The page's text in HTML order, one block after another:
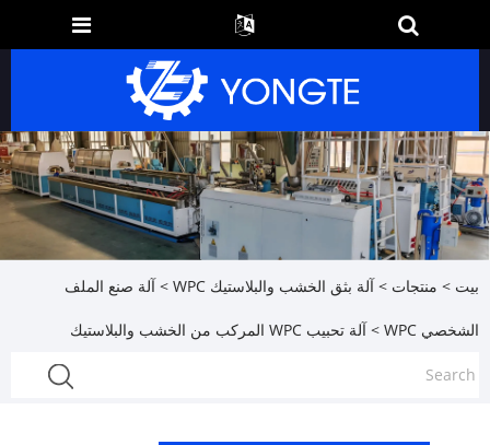
بيت > منتجات > آلة بثق الخشب والبلاستيك WPC > آلة صنع الملف
الشخصي WPC > آلة تحبيب WPC المركب من الخشب والبلاستيك